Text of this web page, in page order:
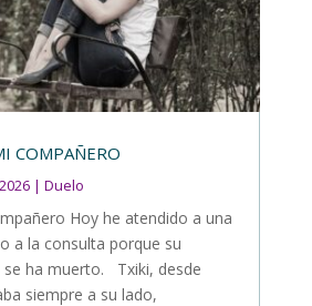
COMPAÑERO
|Duelo
Hoy he atendido a una
a la consulta porque su
se ha muerto. Txiki, desde
siempre a su lado,